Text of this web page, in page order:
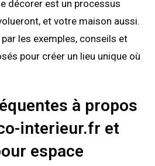
décorer est un processus
et votre maison aussi.
les exemples, conseils et
pour créer un lieu unique où
à propos
interieur.fr et
espace